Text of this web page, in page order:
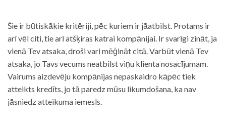
Šie ir būtiskākie kritēriji, pēc kuriem ir jāatbilst. Protams ir
arī vēl citi, tie arī atšķiras katrai kompānijai. Ir svarīgi zināt, ja
vienā Tev atsaka, droši vari mēģināt citā. Varbūt vienā Tev
atsaka, jo Tavs vecums neatbilst viņu klienta nosacījumam.
Vairums aizdevēju kompānijas nepaskaidro kāpēc tiek
atteikts kredīts, jo tā paredz mūsu likumdošana, ka nav
jāsniedz atteikuma iemesls.